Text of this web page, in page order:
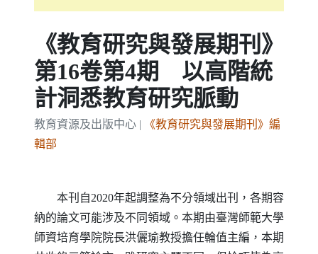
《教育研究與發展期刊》
第16卷第4期 以高階統
計洞悉教育研究脈動
教育資源及出版中心 |
《教育研究與發展期刊》編
輯部
本刊自2020年起調整為不分領域出刊，各期容
納的論文可能涉及不同領域。本期由臺灣師範大學
師資培育學院院長洪儷瑜教授擔任輪值主編，本期